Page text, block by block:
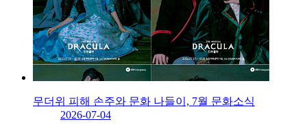
무더위 피해 손주와 문화 나들이, 7월 문화소식
2026-07-04